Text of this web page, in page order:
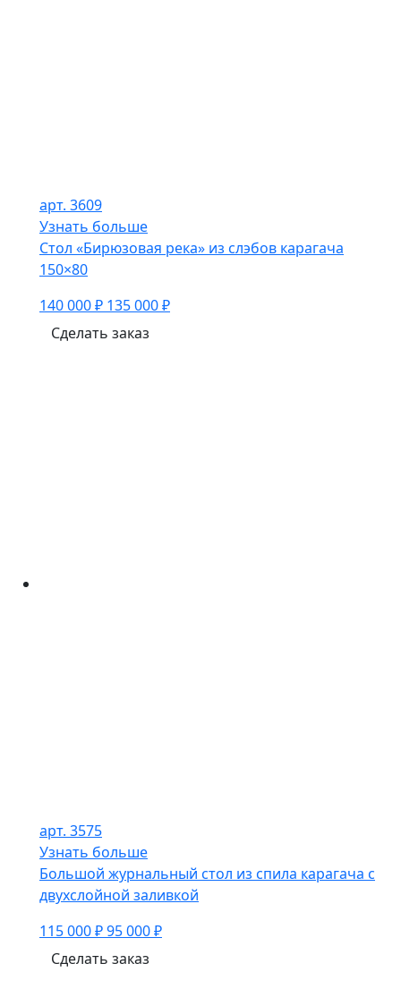
арт. 3609
Узнать больше
Стол «Бирюзовая река» из слэбов карагача
150×80
140 000 ₽ 135 000 ₽
Сделать заказ
арт. 3575
Узнать больше
Большой журнальный стол из спила карагача с
двухслойной заливкой
115 000 ₽95 000 ₽
Сделать заказ